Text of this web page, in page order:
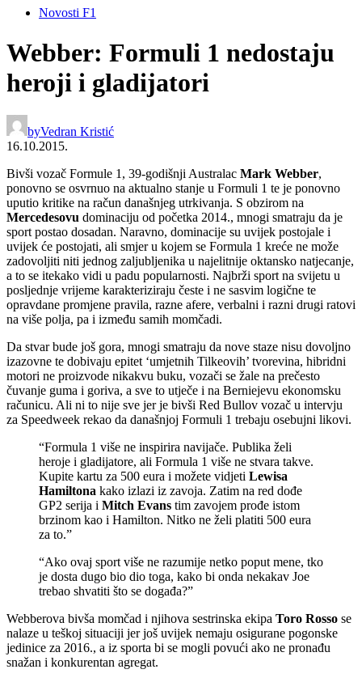
Novosti F1
Webber: Formuli 1 nedostaju
heroji i gladijatori
byVedran Kristić
16.10.2015.
Bivši vozač Formule 1, 39-godišnji Australac Mark Webber,
ponovno se osvrnuo na aktualno stanje u Formuli 1 te je ponovno
uputio kritike na račun današnjeg utrkivanja. S obzirom na
Mercedesovu dominaciju od početka 2014., mnogi smatraju da je
sport postao dosadan. Naravno, dominacije su uvijek postojale i
uvijek će postojati, ali smjer u kojem se Formula 1 kreće ne može
zadovoljiti niti jednog zaljubljenika u najelitnije oktansko natjecanje,
a to se itekako vidi u padu popularnosti. Najbrži sport na svijetu u
posljednje vrijeme karakteriziraju česte i ne sasvim logične te
opravdane promjene pravila, razne afere, verbalni i razni drugi ratovi
na više polja, pa i između samih momčadi.
Da stvar bude još gora, mnogi smatraju da nove staze nisu dovoljno
izazovne te dobivaju epitet ‘umjetnih Tilkeovih’ tvorevina, hibridni
motori ne proizvode nikakvu buku, vozači se žale na prečesto
čuvanje guma i goriva, a sve to utječe i na Berniejevu ekonomsku
računicu. Ali ni to nije sve jer je bivši Red Bullov vozač u intervju
za Speedweek rekao da današnjoj Formuli 1 trebaju osebujni likovi.
“Formula 1 više ne inspirira navijače. Publika želi
heroje i gladijatore, ali Formula 1 više ne stvara takve.
Kupite kartu za 500 eura i možete vidjeti Lewisa
Hamiltona kako izlazi iz zavoja. Zatim na red dođe
GP2 serija i Mitch Evans tim zavojem prođe istom
brzinom kao i Hamilton. Nitko ne želi platiti 500 eura
za to.”
“Ako ovaj sport više ne razumije netko poput mene, tko
je dosta dugo bio dio toga, kako bi onda nekakav Joe
trebao shvatiti što se događa?”
Webberova bivša momčad i njihova sestrinska ekipa Toro Rosso se
nalaze u teškoj situaciji jer još uvijek nemaju osigurane pogonske
jedinice za 2016., a iz sporta bi se mogli povući ako ne pronađu
snažan i konkurentan agregat.